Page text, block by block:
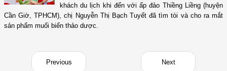
khách du lịch khi đến với ấp đảo Thiềng Liềng (huyện
Cần Giờ, TPHCM), chị Nguyễn Thị Bạch Tuyết đã tìm tòi và cho ra mắt
sản phẩm muối biển thảo dược.
Previous Next